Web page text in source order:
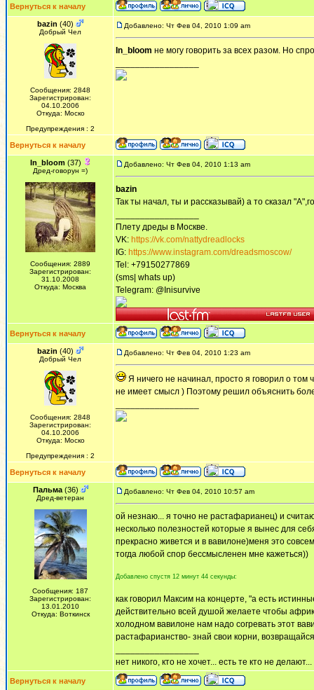
Вернуться к началу
bazin (40)
Добрый Чел
Сообщения: 2848
Зарегистрирован:
04.10.2006
Откуда: Моско
Предупреждения : 2
Добавлено: Чт Фев 04, 2010 1:09 am
In_bloom не могу говорить за всех разом. Но
Вернуться к началу
In_bloom(37)
Дред-говорун =)
Сообщения: 2889
Зарегистрирован:
31.10.2008
Откуда: Москва
Добавлено: Чт Фев 04, 2010 1:13 am
bazin
Так ты начал, ты и рассказывай) а то сказал
Плету дреды в Москве.
VK: https://vk.com/nattydreadlocks
IG: https://www.instagram.com/dreadsmoscow/
Tel: +79150277869
(sms| whats up)
Telegram: @Inisurvive
Вернуться к началу
bazin (40)
Добрый Чел
Сообщения: 2848
Зарегистрирован:
04.10.2006
Откуда: Моско
Предупреждения : 2
Добавлено: Чт Фев 04, 2010 1:23 am
Я ничего не начинал, просто я говорил о том
не имеет смысл ) Поэтому решил объяснить
Вернуться к началу
Пальма(36)
Дред-ветеран
Сообщения: 187
Зарегистрирован:
13.01.2010
Откуда: Воткинск
Добавлено: Чт Фев 04, 2010 10:57 am
ой незнаю... я точно не растафарианец) и
несколько полезностей которые я вынес для
прекрасно живется и в вавилоне)меня это
тогда любой спор бессмысленен мне кажеться))
Добавлено спустя 12 минут 44 секунды:
как говорил Максим на концерте, "а есть
действительно всей душой желаете чтобы
холодном вавилоне нам надо согревать этот
растафарианство- знай свои корни,
нет никого, кто не хочет... есть те кто не делают...
Вернуться к началу